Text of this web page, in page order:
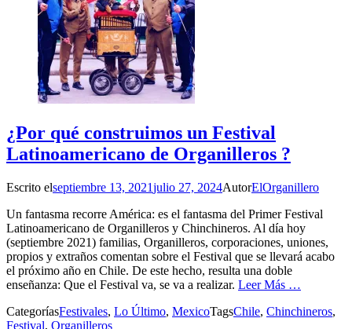
¿Por qué construimos un Festival
Latinoamericano de Organilleros ?
Escrito elseptiembre 13, 2021julio 27, 2024AutorElOrganillero
Un fantasma recorre América: es el fantasma del Primer Festival
Latinoamericano de Organilleros y Chinchineros. Al día hoy
(septiembre 2021) familias, Organilleros, corporaciones, uniones,
propios y extraños comentan sobre el Festival que se llevará acabo
el próximo año en Chile. De este hecho, resulta una doble
enseñanza: Que el Festival va, se va a realizar. Leer Más …
CategoríasFestivales, Lo Último, MexicoTagsChile, Chinchineros,
Festival, Organilleros